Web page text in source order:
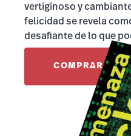
vertiginoso y
felicidad se revela
desafiante de lo que
COMPRAR EL